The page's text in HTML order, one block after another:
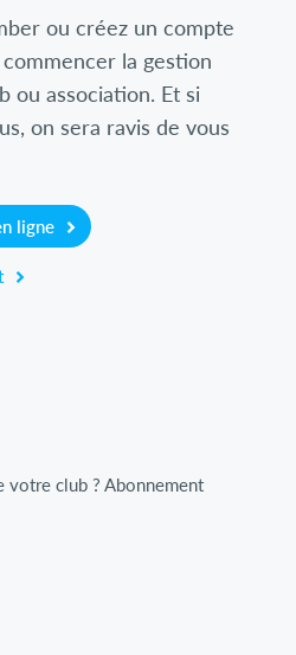
ou créez un compte
la gestion
ou association. Et si
on sera ravis de vous
ligne
votre club ? Abonnement